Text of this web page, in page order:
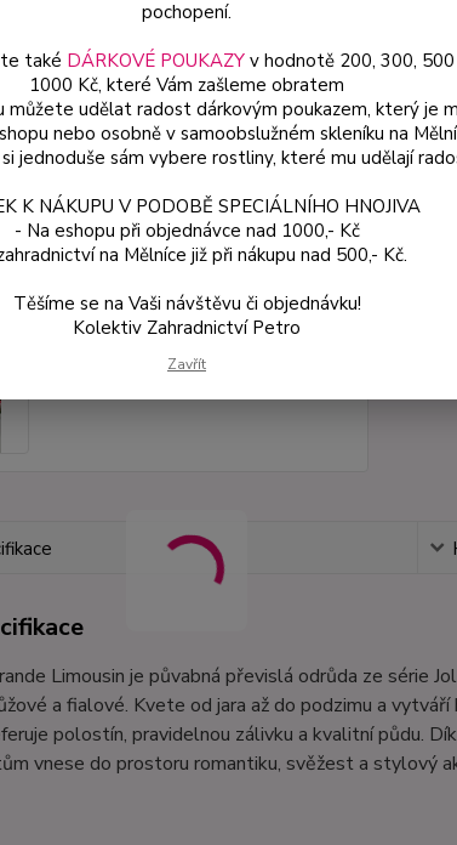
Limousin je půvabná převislá odrůda ze série
a fialové. Kvete od jara až do podzimu a
polostín, pravidelnou zálivku a kvalitní půdu.
vnese do prostoru romantiku, svěžest a stylový
pochopení.
také DÁRKOVÉ POUKAZYv hodnotě 200, 300,
1000 Kč, které Vám zašleme obratem
můžete udělat radost dárkovým poukazem, který je
nebo osobně v samoobslužném skleníku na
jednoduše sám vybere rostliny, které mu udělají
K NÁKUPU V PODOBĚ SPECIÁLNÍHO HNOJIVA
- Na eshopu při objednávce nad 1000,- Kč
na Mělníce již při nákupu nad 500,- Kč.
Těšíme se na Vaši návštěvu či objednávku!
Kolektiv Zahradnictví Petro
Zavřít